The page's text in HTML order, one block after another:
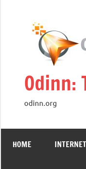
odinn.org
HOME INTERNET